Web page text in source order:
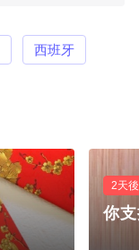
西班牙
2天
你